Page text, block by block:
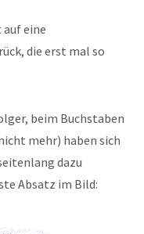
auf eine
die erst mal so
beim Buchstaben
mehr) haben sich
dazu
Absatz im Bild: